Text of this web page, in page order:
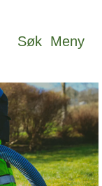
Søk Meny